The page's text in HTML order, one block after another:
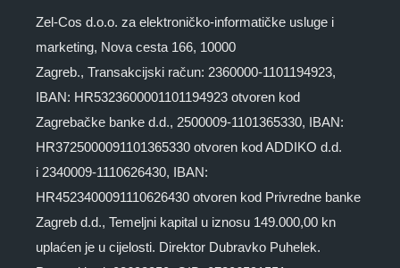
Zel-Cos d.o.o. za elektroničko-informatičke usluge i
marketing, Nova cesta 166, 10000
Zagreb., Transakcijski račun: 2360000-1101194923,
IBAN: HR5323600001101194923 otvoren kod
Zagrebačke banke d.d., 2500009-1101365330, IBAN:
HR3725000091101365330 otvoren kod ADDIKO d.d.
i 2340009-1110626430, IBAN:
HR4523400091110626430 otvoren kod Privredne banke
Zagreb d.d., Temeljni kapital u iznosu 149.000,00 kn
uplaćen je u cijelosti. Direktor Dubravko Puhelek.